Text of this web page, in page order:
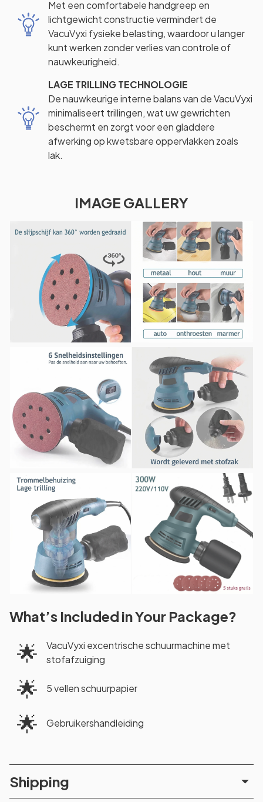
Met een comfortabele handgreep en
lichtgewicht constructie vermindert de
VacuVyxi fysieke belasting, waardoor u langer
kunt werken zonder verlies van controle of
nauwkeurigheid.
LAGE TRILLING TECHNOLOGIE
De nauwkeurige interne balans van de VacuVyxi
minimaliseert trillingen, wat uw gewrichten
beschermt en zorgt voor een gladdere
afwerking op kwetsbare oppervlakken zoals
lak.
IMAGE GALLERY
What’s Included in Your Package?
🌟
VacuVyxi excentrische schuurmachine met
stofafzuiging
🌟 5 vellen schuurpapier
🌟 Gebruikershandleiding
Shipping